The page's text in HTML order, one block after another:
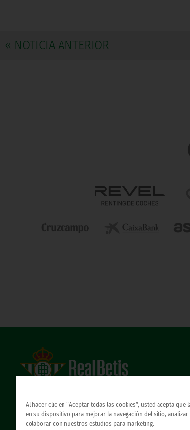
« NOTICIA ANTERIOR
Atención al Bético
Al hacer clic en “Aceptar todas las cookies”, usted acepta que
en su dispositivo para mejorar la navegación del sitio, analizar
colaborar con nuestros estudios para marketing.